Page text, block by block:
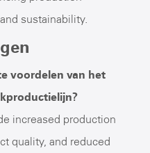
sustainability.
voordelen van het
increased production
quality, and reduced